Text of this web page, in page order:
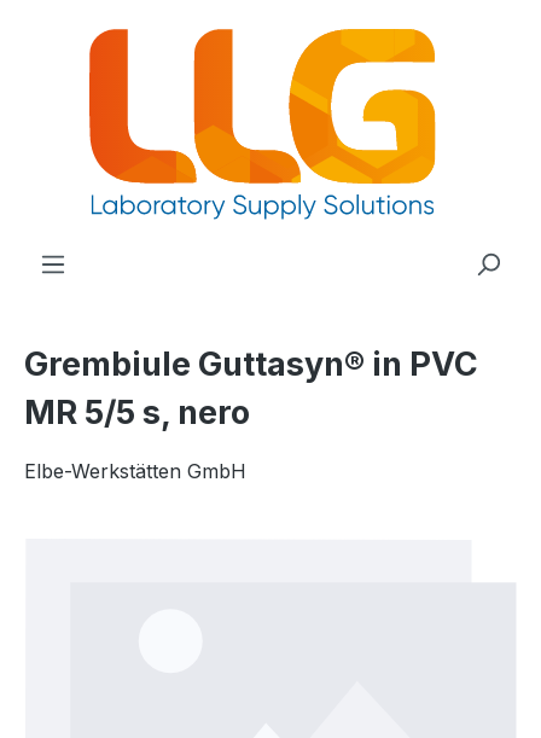
principale
Grembiule Guttasyn® in PVC
MR 5/5 s, nero
Elbe-Werkstätten GmbH